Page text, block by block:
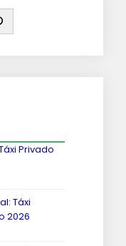
Privado
Táxi
2026